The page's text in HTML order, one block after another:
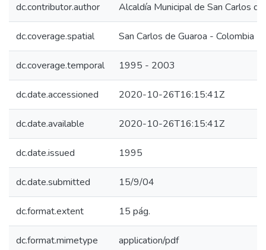
dc.contributor.author Alcaldía Municipal de San Carlos
dc.coverage.spatial San Carlos de Guaroa - Colombia
dc.coverage.temporal 1995 - 2003
dc.date.accessioned 2020-10-26T16:15:41Z
dc.date.available 2020-10-26T16:15:41Z
dc.date.issued 1995
dc.date.submitted 15/9/04
dc.format.extent 15 pág.
dc.format.mimetype application/pdf